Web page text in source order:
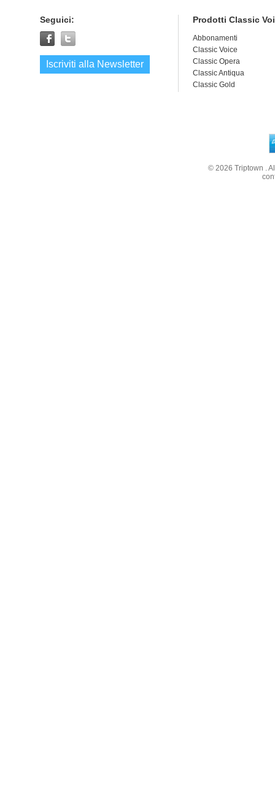
Seguici:
Iscriviti alla Newsletter
Prodotti Classic
Abbonamenti
Classic Voice
Classic Opera
Classic Antiqua
Classic Gold
© 2026Triptown .